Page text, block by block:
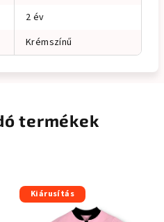
2 év
Krémszínű
termékek
Kiárusítás